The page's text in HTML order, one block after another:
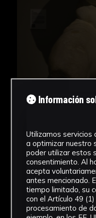
Universidad de
colección de
recuperación de
Información
Utilizamos servicios
a optimizar nuestro
poder utilizar estos
consentimiento. Al
acepta
antes mencionado.
tiempo limitado, su
con el Artículo 49
procesamiento de